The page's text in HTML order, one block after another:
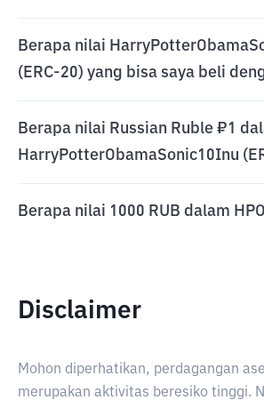
Berapa nilai
(ERC-20) yang bisa saya beli
Berapa nilai Russian Ruble ₽1
HarryPotterObamaSonic10Inu
Berapa nilai 1000 RUB dalam
Disclaimer
Mohon diperhatikan, perdagangan
merupakan aktivitas beresiko tinggi.